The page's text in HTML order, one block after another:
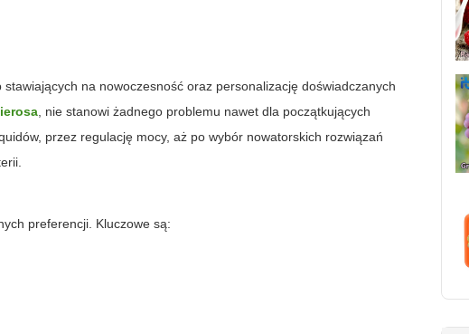
na nowoczesność oraz personalizację doświadczanych
, nie stanowi żadnego problemu nawet dla początkujących
przez regulację mocy, aż po wybór nowatorskich rozwiązań
preferencji. Kluczowe są: